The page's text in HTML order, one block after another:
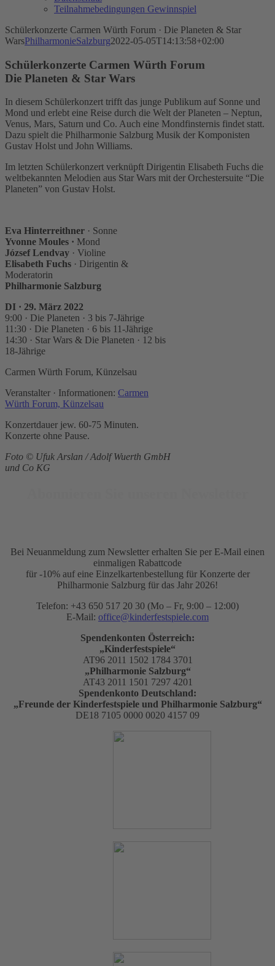
Teilnahmebedingungen Gewinnspiel
Schülerkonzerte Carmen Würth Forum · Die Planeten & Star
WarsPhilharmonieSalzburg2022-05-05T14:13:58+02:00
Schülerkonzerte Carmen Würth Forum
Die Planeten & Star Wars
In diesem Schülerkonzert trifft das junge Publikum auf Sonne und
Mond und erlebt eine Reise durch die Welt der Planeten – Neptun,
Venus, Mars, Saturn und Co. Auch eine Mondfinsternis findet statt.
Dazu spielt die Philharmonie Salzburg Musik der Komponisten
Gustav Holst und John Williams.
Im letzten Schülerkonzert verknüpft Dirigentin Elisabeth Fuchs die
weltbekannten Melodien aus Star Wars mit der Orchestersuite “Die
Planeten” von Gustav Holst.
Eva Hinterreithner · Sonne
Yvonne Moules · Mond
József Lendvay · Violine
Elisabeth Fuchs · Dirigentin &
Moderatorin
Philharmonie Salzburg
DI · 29. März 2022
9:00 · Die Planeten · 3 bis 7-Jährige
11:30 · Die Planeten · 6 bis 11-Jährige
14:30 · Star Wars & Die Planeten · 12 bis
18-Jährige
Carmen Würth Forum, Künzelsau
Veranstalter · Informationen: Carmen
Würth Forum, Künzelsau
Konzertdauer jew. 60-75 Minuten.
Konzerte ohne Pause.
Foto © Ufuk Arslan / Adolf Wuerth GmbH
und Co KG
Bei Neuanmeldung zum Newsletter erhalten Sie per E-Mail einen
einmaligen Rabattcode
für -10% auf eine Einzelkartenbestellung für Konzerte der
Philharmonie Salzburg für das Jahr 2026!
Telefon: +43 650 517 20 30 (Mo – Fr, 9:00 – 12:00)
E-Mail: office@kinderfestspiele.com
Spendenkonten Österreich:
„Kinderfestspiele“
AT96 2011 1502 1784 3701
„Philharmonie Salzburg“
AT43 2011 1501 7297 4201
Spendenkonto Deutschland:
„Freunde der Kinderfestspiele und Philharmonie Salzburg“
DE18 7105 0000 0020 4157 09